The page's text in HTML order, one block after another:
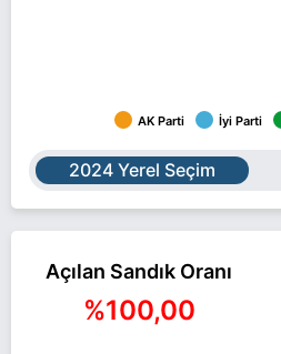
AK Parti İyi Parti
2024 Yerel Seçim
Açılan Sandık Oranı
%100,00